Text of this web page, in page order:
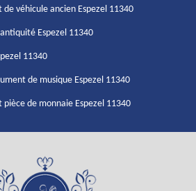
véhicule ancien Espezel 11340
Espezel 11340
11340
de musique Espezel 11340
de monnaie Espezel 11340